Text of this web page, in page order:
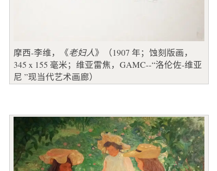
摩西-李维，《老妇人》（1907 年；蚀刻版画，
345 x 155 毫米；维亚雷焦，GAMC--“洛伦佐-维亚
尼 ”现当代艺术画廊）